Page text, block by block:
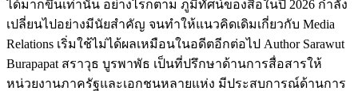
ได้มากขึ้นเท่านั้น อย่างไรก็ตาม ภูมิทัศน์ของสื่อในปี 2026 กำลัง
เปลี่ยนไปอย่างมีนัยสำคัญ จนทำให้แนวคิดเดิมเกี่ยวกับ Media
Relations เริ่มใช้ไม่ได้ผลเหมือนในอดีตอีกต่อไป Author Sarawut
Burapapat สราวุ​ธ บูรพาพัธ เป็นที่ปรึกษาด้านการสื่อสารให้
หน่วยงานภาครัฐและเอกชนหลายแห่ง มีประสบการณ์ด้านการ